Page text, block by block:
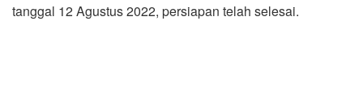
tanggal 12 Agustus 2022, persiapan telah selesai.